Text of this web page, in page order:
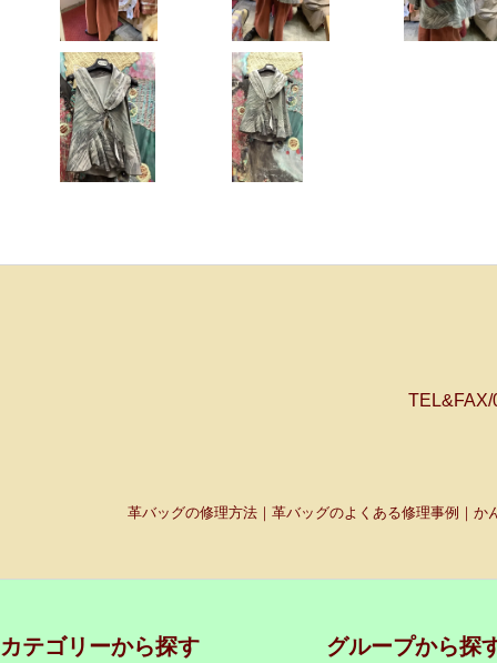
革バッグの修理方法｜革バッグのよくある修理事例｜
カテゴリーから探す グループから探